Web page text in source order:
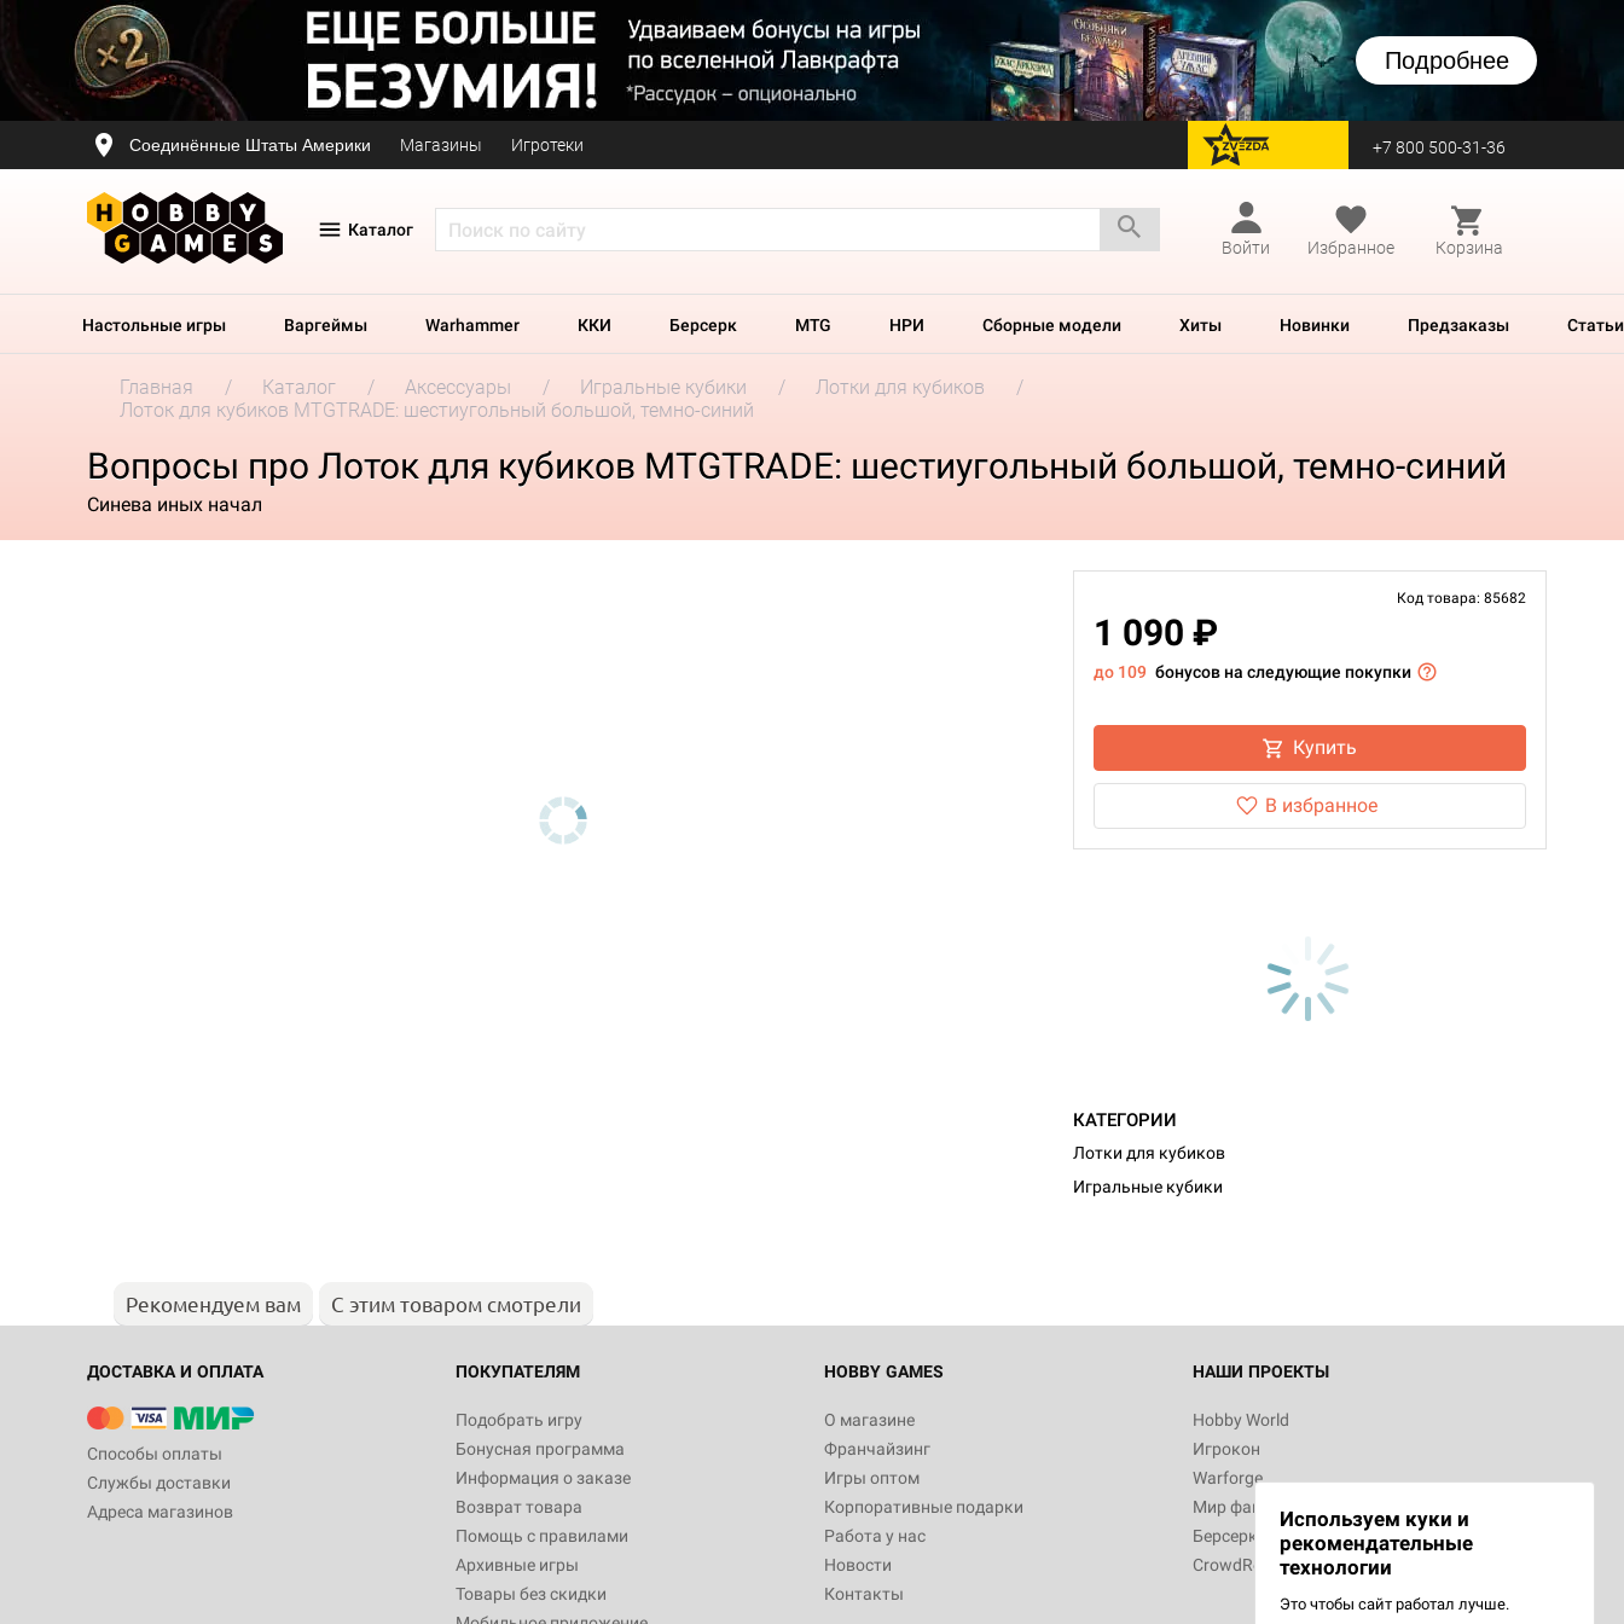
Подробнее
Соединённые Штаты Америки Магазины Игротеки перейти на Zvezda +7 800 500-31-36
Каталог
Войти
Избранное Корзина
Настольные игры Варгеймы Warhammer ККИ Берсерк MTG НРИ Сборные модели Хиты Новинки Предзаказы Статьи
Главная Каталог Аксессуары Игральные кубики
Лотки для кубиков
Лоток для кубиков MTGTRADE: шестиугольный большой, темно-синий
Вопросы про Лоток для кубиков MTGTRADE: шестиугольный большой, темно-синий
Синева иных начал
Код товара: 85682
1 090 ₽
до 109 бонусов на следующие покупки
Купить
В избранное
КАТЕГОРИИ
Лотки для кубиков
Игральные кубики
Рекомендуем вам С этим товаром смотрели
ДОСТАВКА И ОПЛАТА
Способы оплаты
Службы доставки
Адреса магазинов
ПОКУПАТЕЛЯМ
Подобрать игру
Бонусная программа
Информация о заказе
Возврат товара
Помощь с правилами
Архивные игры
Товары без скидки
HOBBY GAMES
О магазине
Франчайзинг
Игры оптом
Корпоративные подарки
Работа у нас
Новости
Контакты
НАШИ ПРОЕКТЫ
Hobby World
Игрокон
Warforge
Мир фантастики
Берсерк
CrowdRepublic
Используем куки и
рекомендательные
технологии
Это чтобы сайт работал лучше.